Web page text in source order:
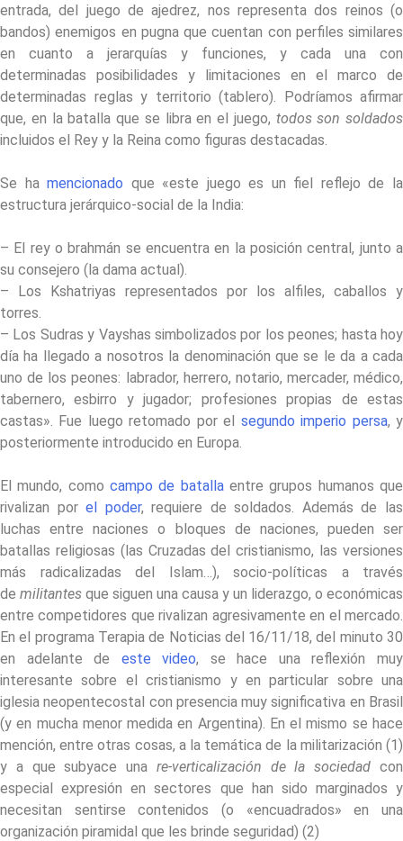
entrada, del juego de ajedrez, nos representa dos reinos (o
bandos) enemigos en pugna que cuentan con perfiles similares
en cuanto a jerarquías y funciones, y cada una con
determinadas posibilidades y limitaciones en el marco de
determinadas reglas y territorio (tablero). Podríamos afirmar
que, en la batalla que se libra en el juego, todos son soldados
incluidos el Rey y la Reina como figuras destacadas.
Se hamencionado que «este juego es un fiel reflejo de la
estructura jerárquico-social de la India:
– El rey o brahmán se encuentra en la posición central, junto a
su consejero (la dama actual).
– Los Kshatriyas representados por los alfiles, caballos y
torres.
– Los Sudras y Vayshas simbolizados por los peones; hasta hoy
día ha llegado a nosotros la denominación que se le da a cada
uno de los peones: labrador, herrero, notario, mercader, médico,
tabernero, esbirro y jugador; profesiones propias de estas
castas». Fue luego retomado por el segundo imperio persa, y
posteriormente introducido en Europa.
El mundo, como campo de batallaentre grupos humanos que
rivalizan porel poder, requiere de soldados. Además de las
luchas entre naciones o bloques de naciones, pueden ser
batallas religiosas (las Cruzadas del cristianismo, las versiones
más radicalizadas del Islam…), socio-políticas a través
de militantes que siguen una causa y un liderazgo, o económicas
entre competidores que rivalizan agresivamente en el mercado.
En el programa Terapia de Noticias del 16/11/18, del minuto 30
en adelante de este video, se hace una reflexión muy
interesante sobre el cristianismo y en particular sobre una
iglesia neopentecostal con presencia muy significativa en Brasil
(y en mucha menor medida en Argentina). En el mismo se hace
mención, entre otras cosas, a la temática de la militarización (1)
y a que subyace una re-verticalización de la sociedad con
especial expresión en sectores que han sido marginados y
necesitan sentirse contenidos (o «encuadrados» en una
organización piramidal que les brinde seguridad) (2)